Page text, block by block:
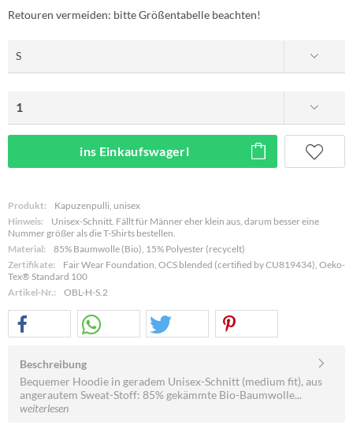
Retouren vermeiden: bitte Größentabelle beachten!
ins Einkaufswagerl
Produkt:
Kapuzenpulli, unisex
Hinweis:
Unisex-Schnitt. Fällt für Männer eher klein aus, darum besser eine
Nummer größer als die T-Shirts bestellen.
Material:
85% Baumwolle (Bio), 15% Polyester (recycelt)
Zertifikate:
Fair Wear Foundation, OCS blended (certified by CU819434), Oeko-
Tex® Standard 100
Artikel-Nr.:
OBL-H-S.2
Beschreibung
Bequemer Hoodie in geradem Unisex-Schnitt (medium fit), aus
angerautem Sweat-Stoff: 85% gekämmte Bio-Baumwolle...
weiterlesen